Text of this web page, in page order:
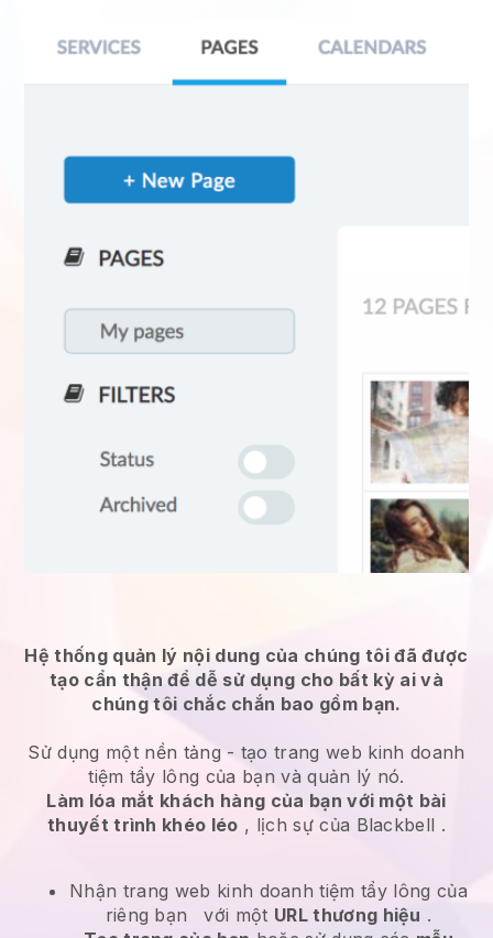
Hệ thống quản lý nội dung của chúng tôi đã được
tạo cẩn thận để dễ sử dụng cho bất kỳ ai và
chúng tôi chắc chắn bao gồm bạn.
Sử dụng một nền tảng - tạo trang web kinh doanh
tiệm tẩy lông của bạn và quản lý nó.
Làm lóa mắt khách hàng của bạn với một bài
thuyết trình khéo léo , lịch sự của Blackbell .
Nhận trang web kinh doanh tiệm tẩy lông của
riêng bạn
với một URL thương hiệu .